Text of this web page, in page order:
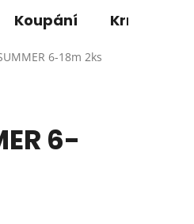
Koupání Krmení
6-18m 2ks
6-